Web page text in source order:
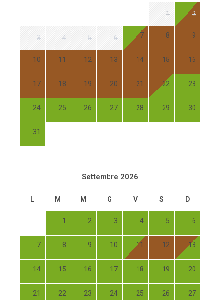
1 2
3 4 5 6 7 8 9
10 11 12 13 14 15 16
17 18 19 20 21 22 23
24 25 26 27 28 29 30
31
Settembre 2026
L M M G V S D
1 2 3 4 5 6
7 8 9 10 11 12 13
14 15 16 17 18 19 20
21 22 23 24 25 26 27